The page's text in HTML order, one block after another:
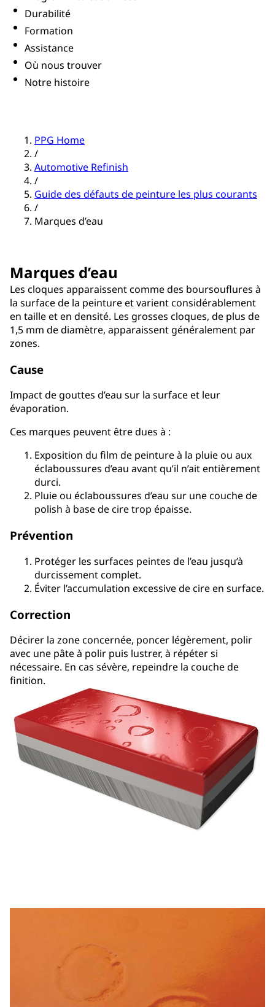
Durabilité
Formation
Assistance
Où nous trouver
Notre histoire
PPG Home
/
Automotive Refinish
/
Guide des défauts de peinture les plus courants
/
Marques d’eau
Marques d’eau
Les cloques apparaissent comme des boursouflures à
la surface de la peinture et varient considérablement
en taille et en densité. Les grosses cloques, de plus de
1,5 mm de diamètre, apparaissent généralement par
zones.
Cause
Impact de gouttes d’eau sur la surface et leur
évaporation.
Ces marques peuvent être dues à :
Exposition du film de peinture à la pluie ou aux
éclaboussures d’eau avant qu’il n’ait entièrement
durci.
Pluie ou éclaboussures d’eau sur une couche de
polish à base de cire trop épaisse.
Prévention
Protéger les surfaces peintes de l’eau jusqu’à
durcissement complet.
Éviter l’accumulation excessive de cire en surface.
Correction
Décirer la zone concernée, poncer légèrement, polir
avec une pâte à polir puis lustrer, à répéter si
nécessaire. En cas sévère, repeindre la couche de
finition.